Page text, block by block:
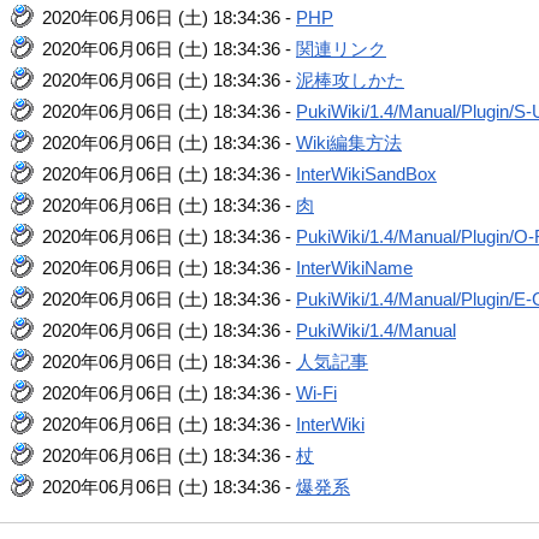
2020年06月06日 (土) 18:34:36 - PHP
2020年06月06日 (土) 18:34:36 - 関連リンク
2020年06月06日 (土) 18:34:36 -泥棒攻しかた
2020年06月06日 (土) 18:34:36 - PukiWiki/1.4/Manual/Plugin/S-
2020年06月06日 (土) 18:34:36 -Wiki編集方法
2020年06月06日 (土) 18:34:36 - InterWikiSandBox
2020年06月06日 (土) 18:34:36 - 肉
2020年06月06日 (土) 18:34:36 - PukiWiki/1.4/Manual/Plugin/O-
2020年06月06日 (土) 18:34:36 - InterWikiName
2020年06月06日 (土) 18:34:36 - PukiWiki/1.4/Manual/Plugin/E-
2020年06月06日 (土) 18:34:36 - PukiWiki/1.4/Manual
2020年06月06日 (土) 18:34:36 - 人気記事
2020年06月06日 (土) 18:34:36 -Wi-Fi
2020年06月06日 (土) 18:34:36 - InterWiki
2020年06月06日 (土) 18:34:36 -杖
2020年06月06日 (土) 18:34:36 -爆発系